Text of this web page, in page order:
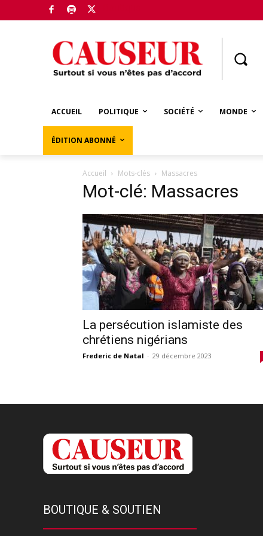
ACCUEIL POLITIQUE SOCIÉTÉ MONDE
ÉDITION ABONNÉ
Accueil Mots-clés Massacres
Mot-clé: Massacres
La persécution islamiste des
chrétiens nigérians
Frederic de Natal - 29 décembre 2023
BOUTIQUE & SOUTIEN